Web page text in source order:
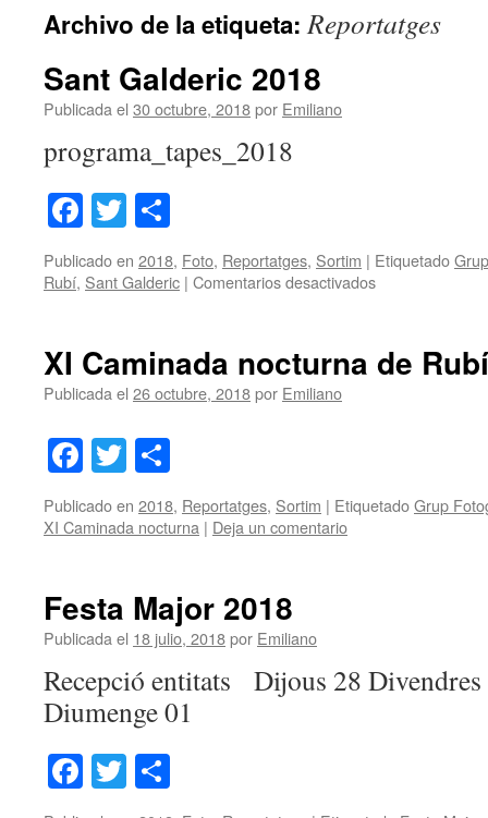
contenido
Archivo de la etiqueta:Reportatges
Sant Galderic 2018
Publicada el 30 octubre, 2018por Emiliano
programa_tapes_2018
Facebook
Twitter
Publicado en 2018, Foto, Reportatges, Sortim | Etiquetado
Rubí, Sant Galderic | Comentarios desactivadosen
2018
XI Caminada nocturna de Rubí
Publicada el 26 octubre, 2018por Emiliano
Facebook
Twitter
Publicado en 2018, Reportatges, Sortim | EtiquetadoGrup
XI Caminada nocturna | Deja un comentario
Festa Major 2018
Publicada el 18 julio, 2018por Emiliano
Recepció entitats Dijous 28 Divendres
Diumenge 01
Facebook
Twitter